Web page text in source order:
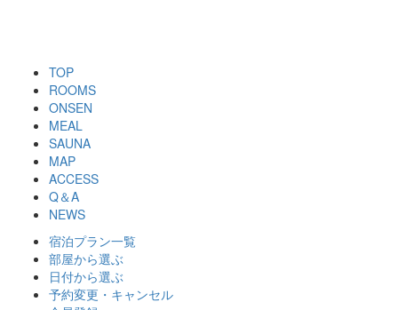
TOP
ROOMS
ONSEN
MEAL
SAUNA
MAP
ACCESS
Q＆A
NEWS
宿泊プラン一覧
部屋から選ぶ
日付から選ぶ
予約変更・キャンセル